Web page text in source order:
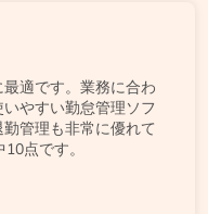
適です。業務に合わ
やすい勤怠管理ソフ
管理も非常に優れて
点です。